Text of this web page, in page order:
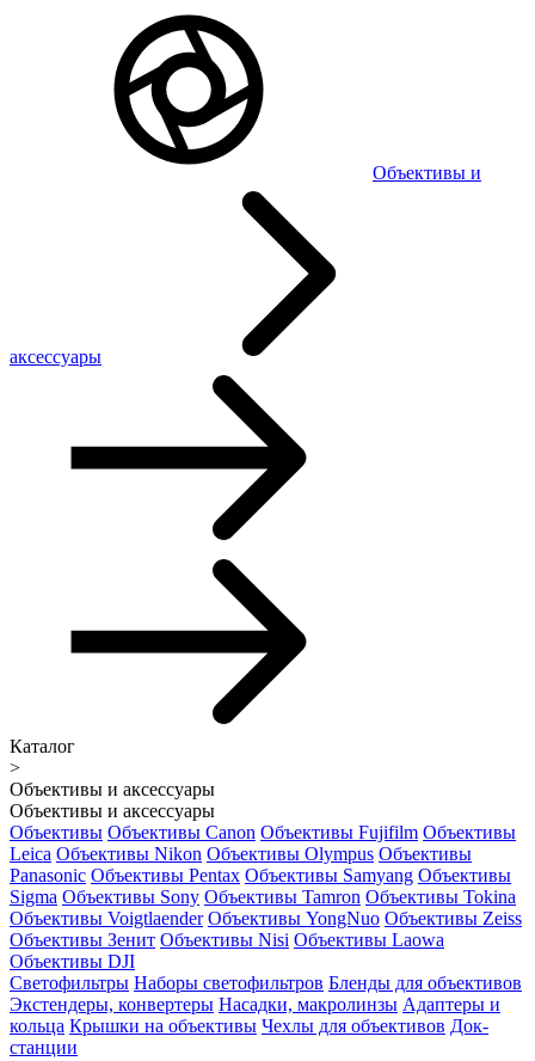
Объективы и
аксессуары
Каталог
>
Объективы и аксессуары
Объективы и аксессуары
Объективы Объективы Canon Объективы Fujifilm Объективы
Leica Объективы Nikon Объективы Olympus Объективы
Panasonic Объективы Pentax Объективы Samyang Объективы
Sigma Объективы Sony Объективы Tamron Объективы Tokina
Объективы Voigtlaender Объективы YongNuo Объективы Zeiss
Объективы Зенит Объективы Nisi Объективы Laowa
Объективы DJI
Светофильтры Наборы светофильтров Бленды для объективов
Экстендеры, конвертеры Насадки, макролинзы Адаптеры и
кольца Крышки на объективы Чехлы для объективов Док-
станции